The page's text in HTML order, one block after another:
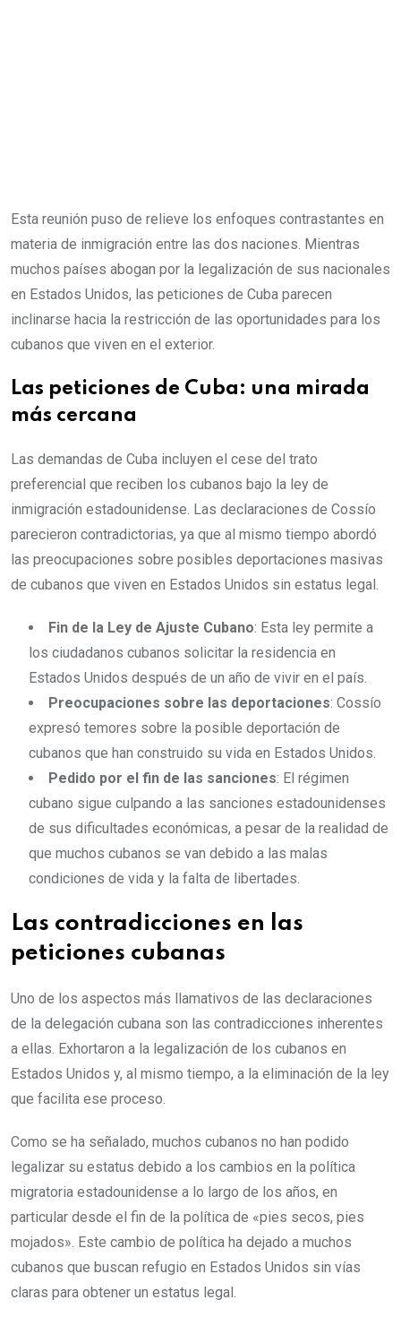
Esta reunión puso de relieve los enfoques contrastantes en
materia de inmigración entre las dos naciones. Mientras
muchos países abogan por la legalización de sus nacionales
en Estados Unidos, las peticiones de Cuba parecen
inclinarse hacia la restricción de las oportunidades para los
cubanos que viven en el exterior.
Las peticiones de Cuba: una mirada
más cercana
Las demandas de Cuba incluyen el cese del trato
preferencial que reciben los cubanos bajo la ley de
inmigración estadounidense. Las declaraciones de Cossío
parecieron contradictorias, ya que al mismo tiempo abordó
las preocupaciones sobre posibles deportaciones masivas
de cubanos que viven en Estados Unidos sin estatus legal.
Fin de la Ley de Ajuste Cubano: Esta ley permite a
los ciudadanos cubanos solicitar la residencia en
Estados Unidos después de un año de vivir en el país.
Preocupaciones sobre las deportaciones: Cossío
expresó temores sobre la posible deportación de
cubanos que han construido su vida en Estados Unidos.
Pedido por el fin de las sanciones: El régimen
cubano sigue culpando a las sanciones estadounidenses
de sus dificultades económicas, a pesar de la realidad de
que muchos cubanos se van debido a las malas
condiciones de vida y la falta de libertades.
Las contradicciones en las
peticiones cubanas
Uno de los aspectos más llamativos de las declaraciones
de la delegación cubana son las contradicciones inherentes
a ellas. Exhortaron a la legalización de los cubanos en
Estados Unidos y, al mismo tiempo, a la eliminación de la ley
que facilita ese proceso.
Como se ha señalado, muchos cubanos no han podido
legalizar su estatus debido a los cambios en la política
migratoria estadounidense a lo largo de los años, en
particular desde el fin de la política de «pies secos, pies
mojados». Este cambio de política ha dejado a muchos
cubanos que buscan refugio en Estados Unidos sin vías
claras para obtener un estatus legal.